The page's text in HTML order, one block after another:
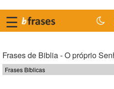
☰
Frases de Biblia - O próprio
Frases Bíblicas